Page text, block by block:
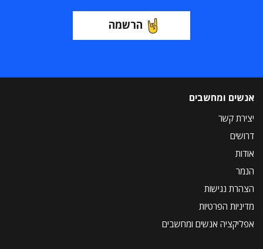
הרשמה
אנשים ומחשבים
יצירת קשר
דרושים
אודות
הנמר
הצהרת נגישות
מדיניות הפרטיות
אפליקציה אנשים ומחשבים